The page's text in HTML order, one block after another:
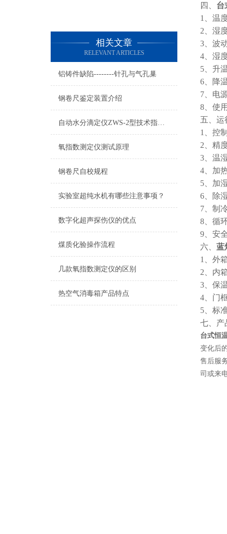
相关文章
RELEVANT ARTICLES
铝铸件缺陷--------针孔与气孔巢
钢卷尺鉴定装置介绍
自动水分滴定仪ZWS-2型技术指标简介
氧指数测定仪测试原理
钢卷尺自校规程
实验室超纯水机有哪些注意事项？
数字化超声探伤仪的优点
煤质化验操作流程
几款氧指数测定仪的区别
热空气消毒箱产品特点
四、 台
1、温
2、湿
3、波
4、湿
5、升
6、降
7、电
8、使
五、
1、控
2、精
3、温
4、加
5、加
6、除
7、制
8、循
9、安
六、 蓝
1、外
2、内
3、保
4、门
5、标
七、产
台式恒
变化后
售后服
司或来